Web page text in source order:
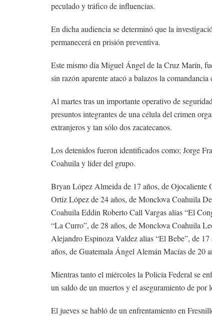
peculado y tráfico de influencias.
En dicha audiencia se determinó que la
permanecerá en prisión preventiva.
Este mismo día Miguel Ángel de la Cruz Marín,
sin razón aparente atacó a balazos la comandancia
Al martes tras un importante operativo de
presuntos integrantes de una célula del crimen
extranjeros y tan sólo dos zacatecanos.
Los detenidos fueron identificados como; Jorge
Coahuila y líder del grupo.
Bryan López Almeida de 17 años, de
Ortiz López de 24 años, de Monclova Coahuila
Coahuila Eddin Roberto Call Vargas alías “El
“La Curro”, de 28 años, de Monclova Coahuila
Alejandro Espinoza Valdez alias “El Bebe”, de
años, de Guatemala Ángel Alemán Macías de 20
Mientras tanto el miércoles la Policía Federal se
un saldo de un muertos y el aseguramiento de por
El jueves se habló de un enfrentamiento en